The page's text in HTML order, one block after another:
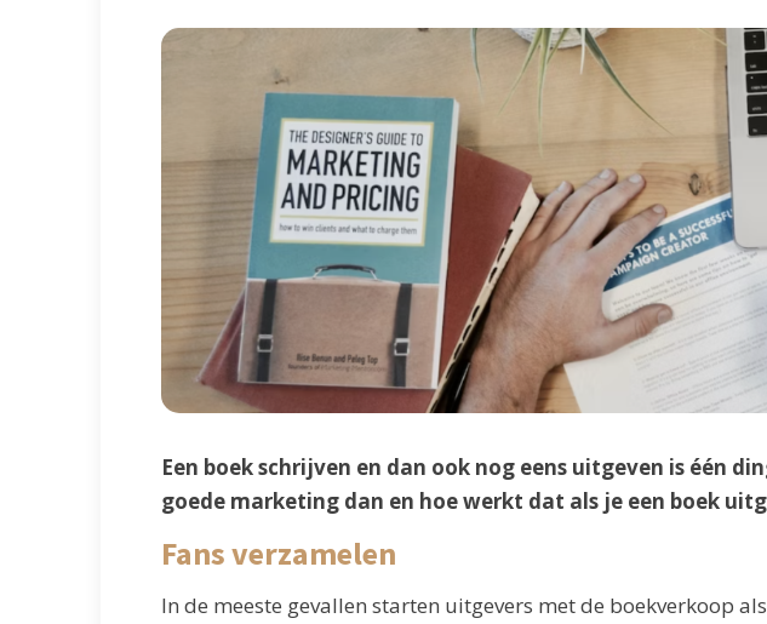
Een boek schrijven en dan ook nog eens uitgeven is één
goede marketing dan en hoe werkt dat als je een boek
Fans verzamelen
In de meeste gevallen starten uitgevers met de boekverkoop